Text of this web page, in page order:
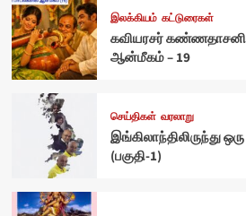
இலக்கியம் கட்டுரைகள்
கவியரசர்
ஆன்மீகம் – 19
செய்திகள் வரலாறு
இங்கிலாந்திலிருந்து
(பகுதி-1)